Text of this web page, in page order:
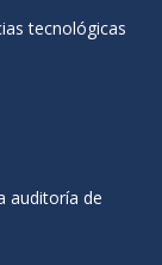
tecnológicas
auditoría de